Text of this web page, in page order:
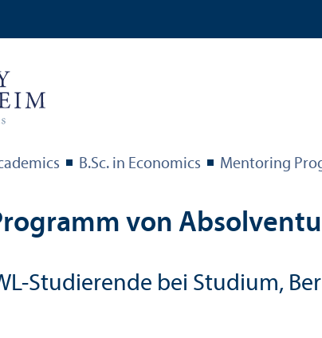
B.Sc. in Economics Mentoring
von
Studierende bei Studium,